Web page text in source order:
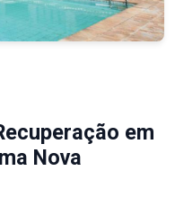
em
Nova